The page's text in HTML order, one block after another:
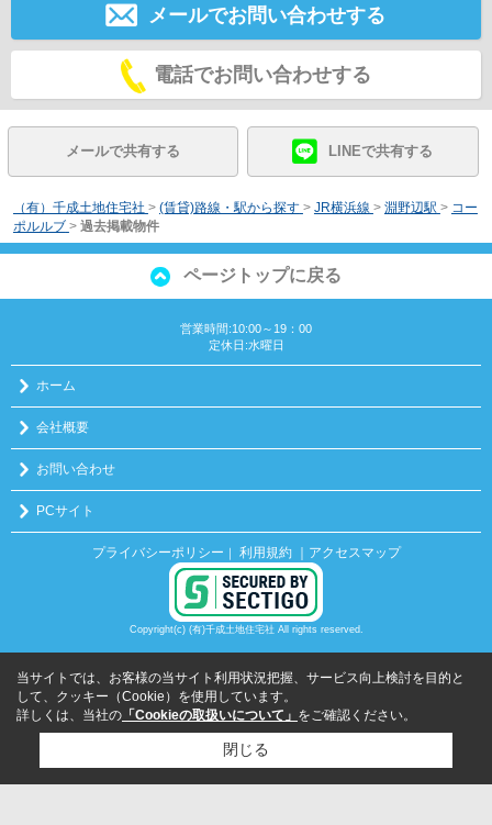
メールでお問い合わせする
電話でお問い合わせする
メールで共有する LINEで共有する
（有）千成土地住宅社 > (賃貸)路線・駅から探す > JR横浜線 > 淵野辺駅 > コー
ポルルブ > 過去掲載物件
ページトップに戻る
営業時間:10:00～19：00
定休日:水曜日
ホーム
会社概要
お問い合わせ
PCサイト
プライバシーポリシー ｜ 利用規約 ｜アクセスマップ
Copyright(c) (有)千成土地住宅社 All rights reserved.
当サイトでは、お客様の当サイト利用状況把握、サービス向上検討を目的と
して、クッキー（Cookie）を使用しています。
詳しくは、当社の 「Cookieの取扱いについて」 をご確認ください。
閉じる